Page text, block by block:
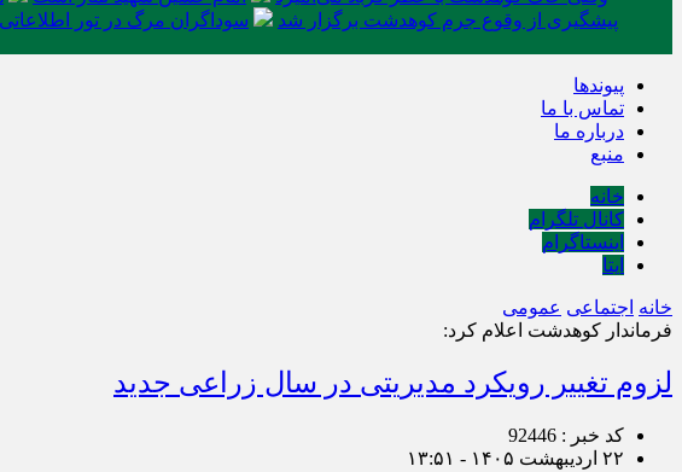
پیشگیری از وقوع جرم کوهدشت برگزار شد
سوداگران مرگ در تور اطلاعاتی
پیوندها
تماس با ما
درباره ما
منبع
خانه
کانال تلگرام
اینستاگرام
ایتا
خانه اجتماعی عمومی
فرماندار کوهدشت اعلام کرد:
لزوم تغییر رویکرد مدیریتی در سال زراعی جدید
کد خبر : 92446
۲۲ اردیبهشت ۱۴۰۵ - ۱۳:۵۱